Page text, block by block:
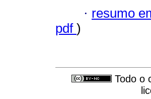
· resumo
pdf )
Todo o